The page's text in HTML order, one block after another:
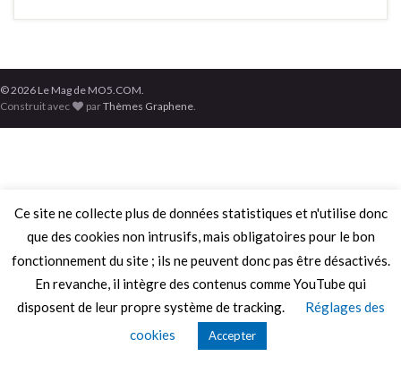
© 2026 Le Mag de MO5.COM.
Construit avec
parThèmes Graphene
Ce site ne collecte plus de données statistiques et n'utilise donc
que des cookies non intrusifs, mais obligatoires pour le bon
fonctionnement du site ; ils ne peuvent donc pas être désactivés.
En revanche, il intègre des contenus comme YouTube qui
disposent de leur propre système de tracking.
Réglages des
cookies
Accepter